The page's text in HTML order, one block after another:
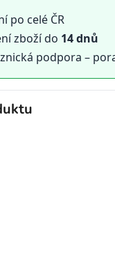
po celé ČR
zboží do 14 dnů
podpora –